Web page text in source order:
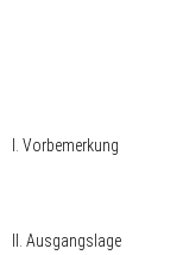
I. Vorbemerkung
II. Ausgangslage